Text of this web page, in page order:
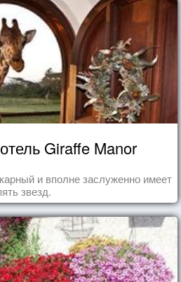
Giraffe Manor
и вполне заслуженно имеет
звезд.